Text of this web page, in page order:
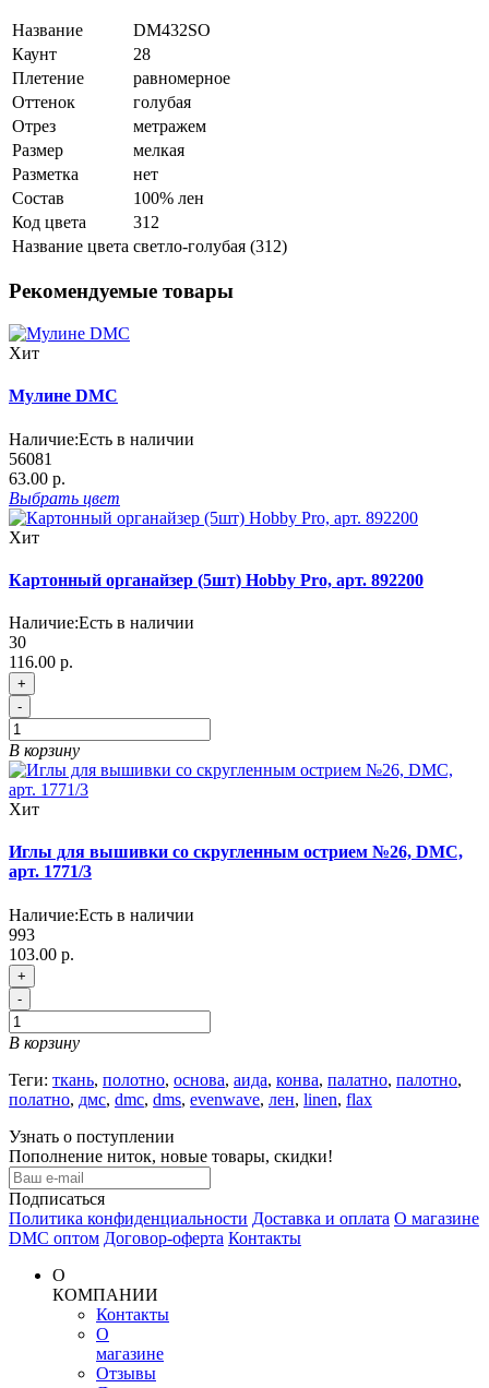
Название
DM432SO
Каунт
28
Плетение
равномерное
Оттенок
голубая
Отрез
метражем
Размер
мелкая
Разметка
нет
Состав
100% лен
Код цвета
312
Название цвета светло-голубая (312)
Рекомендуемые товары
Хит
Мулине DMC
Наличие:Есть в наличии
56081
63.00 р.
Выбрать цвет
Хит
Картонный органайзер (5шт) Hobby Pro, арт. 892200
Наличие:Есть в наличии
30
116.00 р.
+
-
В корзину
Хит
Иглы для вышивки со скругленным острием №26, DMC,
арт. 1771/3
Наличие:Есть в наличии
993
103.00 р.
+
-
В корзину
Теги: ткань, полотно, основа, аида, конва, палатно, палотно,
полатно, дмс, dmc, dms, evenwave, лен, linen, flax
Узнать о поступлении
Пополнение ниток, новые товары, скидки!
Подписаться
Политика конфиденциальности Доставка и оплата О магазине
DMC оптом Договор-оферта Контакты
О
КОМПАНИИ
Контакты
О
магазине
Отзывы